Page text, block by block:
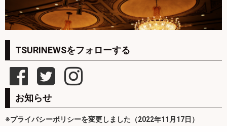
TSURINEWSをフォローする
お知らせ
※プライバシーポリシーを変更しました（2022年11月17日）